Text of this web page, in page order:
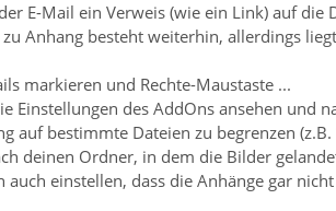
E-Mail ein Verweis (wie ein Link) auf die
Anhang besteht weiterhin, allerdings
markieren und Rechte-Maustaste ...
des AddOns ansehen und
auf bestimmte Dateien zu begrenzen
deinen Ordner, in dem die Bilder
einstellen, dass die Anhänge gar